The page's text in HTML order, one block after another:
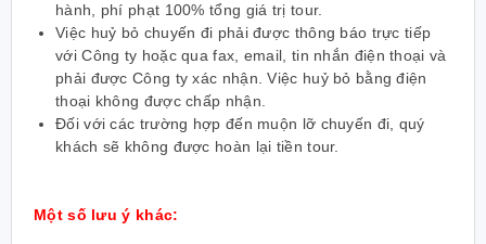
hành, phí phạt 100% tổng giá trị tour.
Việc huỷ bỏ chuyến đi phải được thông báo trực tiếp
với Công ty hoặc qua fax, email, tin nhắn điện thoại và
phải được Công ty xác nhận. Việc huỷ bỏ bằng điện
thoại không được chấp nhận.
Đối với các trường hợp đến muộn lỡ chuyến đi, quý
khách sẽ không được hoàn lại tiền tour.
Một số lưu ý khác: